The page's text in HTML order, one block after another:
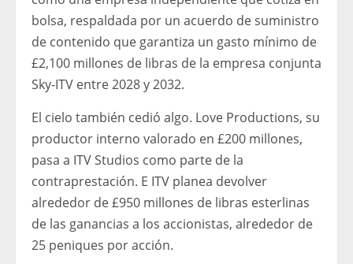
bolsa, respaldada por un acuerdo de suministro
de contenido que garantiza un gasto mínimo de
£2,100 millones de libras de la empresa conjunta
Sky-ITV entre 2028 y 2032.
El cielo también cedió algo. Love Productions, su
productor interno valorado en £200 millones,
pasa a ITV Studios como parte de la
contraprestación. E ITV planea devolver
alrededor de £950 millones de libras esterlinas
de las ganancias a los accionistas, alrededor de
25 peniques por acción.